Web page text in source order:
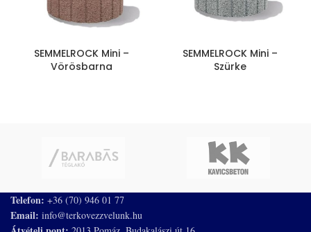
SEMMELROCK Mini –
Vörösbarna
SEMMELROCK Mini –
Szürke
Telefon: +36 (70) 946 01 77
Email: info@terkovezzvelunk.hu